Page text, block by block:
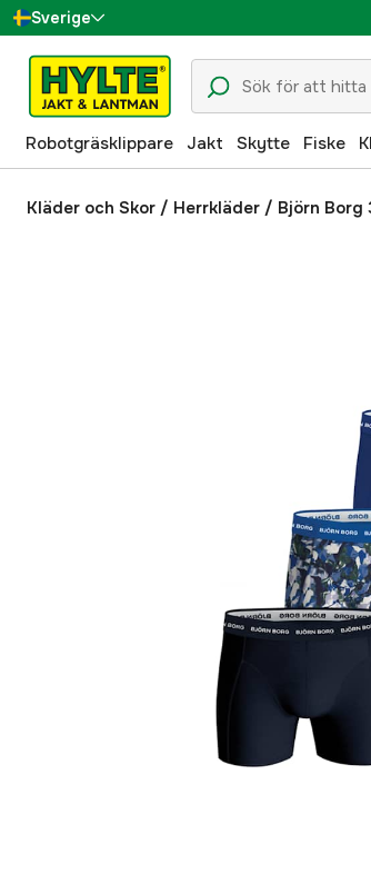
Sverige
Danmark
Suomi
Norge
Deutschland
Robotgräsklippare Jakt Skytte Fiske
Kläder och Skor / Herrkläder / Björn